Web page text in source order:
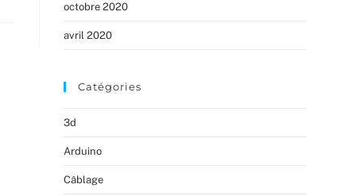
octobre 2020
avril 2020
Catégories
3d
Arduino
Câblage